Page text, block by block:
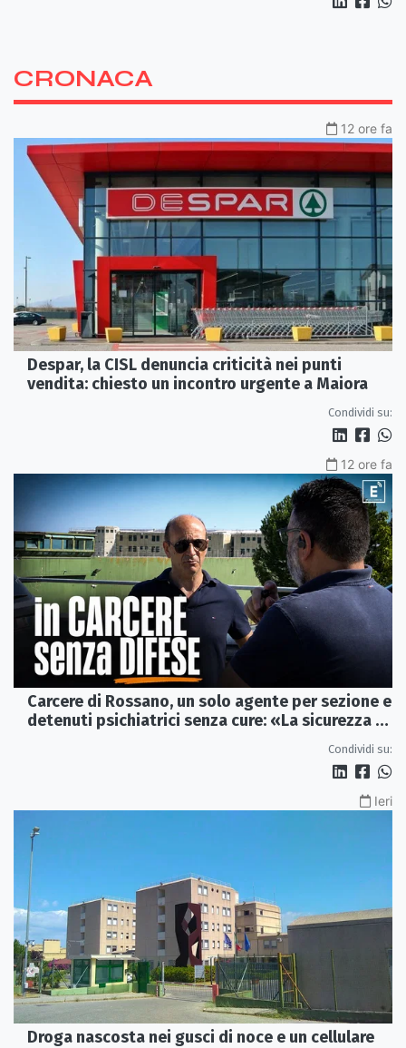
CRONACA
12 ore fa
Despar, la CISL denuncia criticità nei punti
vendita: chiesto un incontro urgente a Maiora
Condividi su:
12 ore fa
Carcere di Rossano, un solo agente per sezione e
detenuti psichiatrici senza cure: «La sicurezza è
Condividi su:
Ieri
Droga nascosta nei gusci di noce e un cellulare